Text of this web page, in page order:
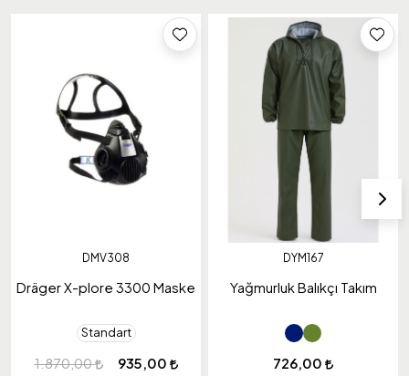
DMV308
Dräger X-plore 3300 Maske
Standart
1.870,00 935,00
DYM167
Yağmurluk Balıkçı Takım
726,00